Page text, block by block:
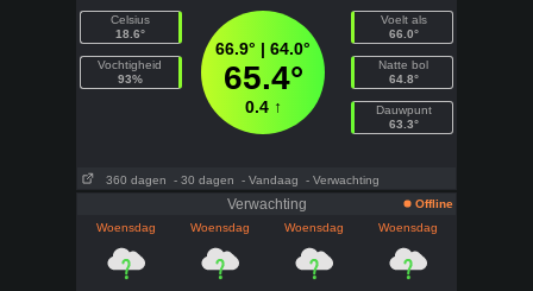
Celsius
18.6°
Vochtigheid
93%
66.9° | 64.0°
65.4°
0.4 ↑
Voelt als
66.0°
Natte bol
64.8°
Dauwpunt
63.3°
360 dagen - 30 dagen - Vandaag - Verwachting
Verwachting
Offline
Woensdag
Woensdag Woensdag Woensdag